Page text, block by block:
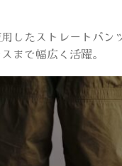
したストレートパン
まで幅広く活躍。